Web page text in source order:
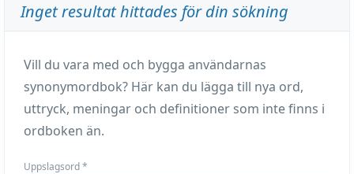
Inget resultat hittades för din sökning
Vill du vara med och bygga användarnas
synonymordbok? Här kan du lägga till nya ord,
uttryck, meningar och definitioner som inte finns i
ordboken än.
Uppslagsord*